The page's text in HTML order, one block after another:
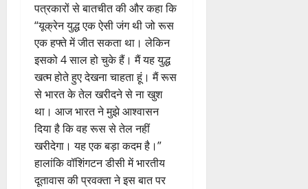
पत्रकारों से बातचीत की और कहा कि
“यूक्रेन युद्ध एक ऐसी जंग थी जो रूस
एक हफ्ते में जीत सकता था। लेकिन
इसको 4 साल हो चुके हैं। मैं यह युद्ध
खत्म होते हुए देखना चाहता हूं। मैं रूस
से भारत के तेल खरीदने से ना खुश
था। आज भारत ने मुझे आश्वासन
दिया है कि वह रूस से तेल नहीं
खरीदेगा। यह एक बड़ा कदम है।”
हालांकि वॉशिंगटन डीसी में भारतीय
दूतावास की प्रवक्ता ने इस बात पर